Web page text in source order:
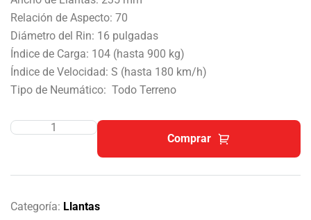
Relación de Aspecto: 70
Diámetro del Rin: 16 pulgadas
Índice de Carga: 104 (hasta 900 kg)
Índice de Velocidad: S (hasta 180 km/h)
Tipo de Neumático: Todo Terreno
Comprar
Categoría: Llantas